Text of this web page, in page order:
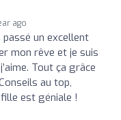
ago
un excellent
mon rêve et je suis
Tout ça grâce
au top,
est géniale !